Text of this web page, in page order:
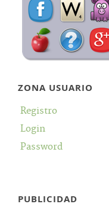
ZONA USUARIO
Registro
Login
Password
PUBLICIDAD